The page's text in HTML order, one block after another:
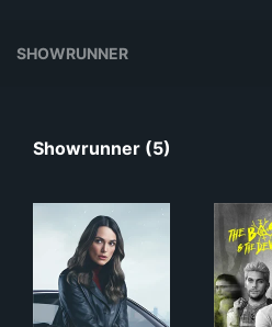
SHOWRUNNER
Showrunner (5)